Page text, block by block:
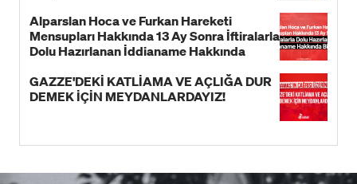
Alparslan Hoca ve Furkan Hareketi
Mensupları Hakkında 13 Ay Sonra İftiralarla
Dolu Hazırlanan İddianame Hakkında
GAZZE'DEKİ KATLİAMA VE AÇLIĞA DUR
DEMEK İÇİN MEYDANLARDAYIZ!